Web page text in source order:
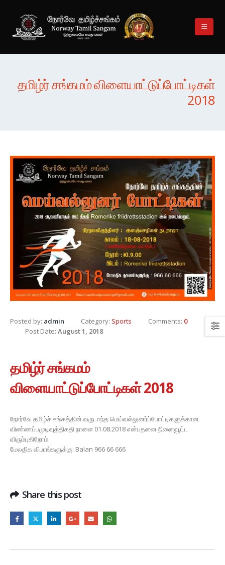
தமிழ்ர் சங்கமம் விளையாட்டுப்போட்டிகள்
2018
Posted by: admin Category: Sports Comments: 0
Post Date: August 1, 2018
தமிழ்ர் சங்கமம்
விளையாட்டுப்போட்டிகள் 2018
நோர்வே தமிழ்ச் சங்கத்தின் வருடாந்த மெய்வல்லுனர்ப்போட்டிகளுக்கான
விண்ணப்பமுடிவுத்திகதி நாளை 01.08.2018 என்பதனை நினைவூட்ட
விரும்புகிறோம்.
மேலதிக விபரங்களுக்கு: Balan 966 66 666
Share this post